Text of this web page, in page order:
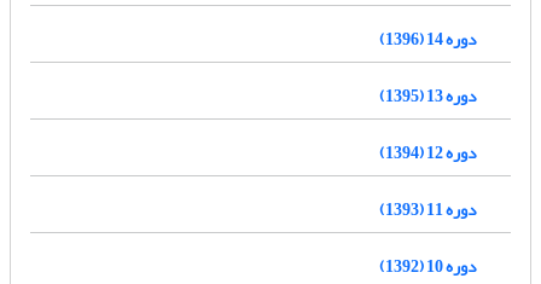
دوره 14 (1396)
دوره 13 (1395)
دوره 12 (1394)
دوره 11 (1393)
دوره 10 (1392)